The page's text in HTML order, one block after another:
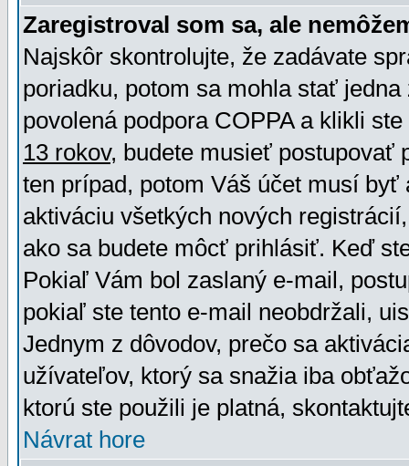
Zaregistroval som sa, ale
Najskôr skontrolujte, že zadávate
poriadku, potom sa mohla stať
povolená podpora COPPA a klikli
13 rokov, budete musieť postupovať
ten prípad, potom Váš účet musí
aktiváciu všetkých nových
ako sa budete môcť prihlásiť. Keď
Pokiaľ Vám bol zaslaný e-mail,
pokiaľ ste tento e-mail neobdržali,
Jednym z dôvodov, prečo sa
užívateľov, ktorý sa snažia iba
ktorú ste použili je platná,
Návrat hore